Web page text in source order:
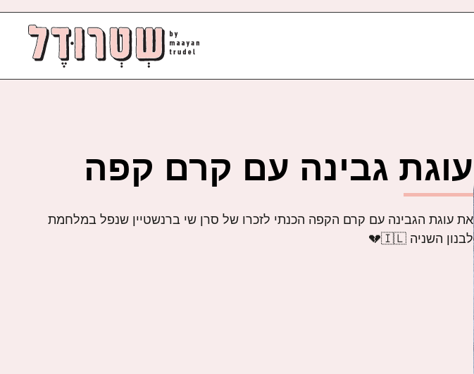
עוגת גבינה עם קרם קפה
את עוגת הגבינה עם קרם הקפה הכנתי לזכרו של סרן שי ברנשטיין שנפל במלחמת
לבנון השניה 🇮🇱💔